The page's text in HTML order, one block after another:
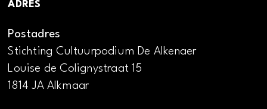
ADRES
Postadres
Stichting Cultuurpodium De Alkenaer
Louise de Colignystraat 15
1814 JA Alkmaar